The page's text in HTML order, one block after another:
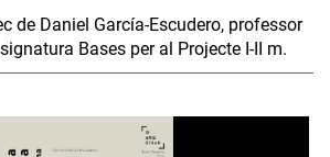
de Daniel García-Escudero, professor
Bases per al Projecte I-II m.